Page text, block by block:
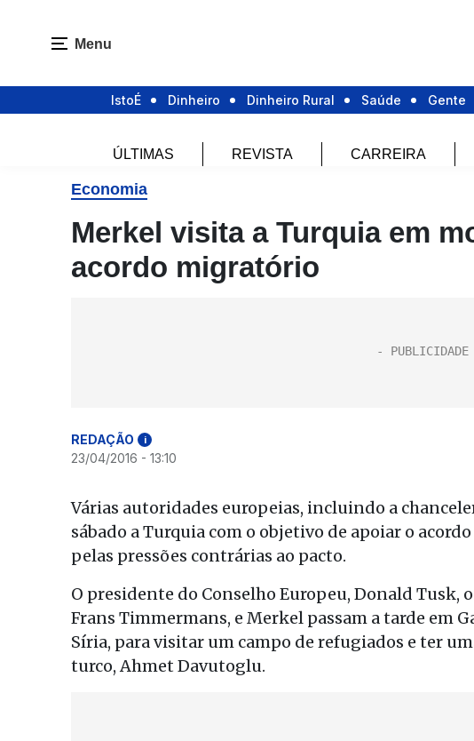
Menu
IstoÉ Dinheiro Dinheiro Rural Saúde Gente
ÚLTIMAS REVISTA CARREIRA
Economia
Merkel visita a Turquia em
acordo migratório
REDAÇÃO i
23/04/2016 - 13:10
Várias autoridades europeias, incluindo a
sábado a Turquia com o objetivo de apoiar o
pelas pressões contrárias ao pacto.
O presidente do Conselho Europeu, Donald Tusk,
Frans Timmermans, e Merkel passam a tarde em
Síria, para visitar um campo de refugiados e ter
turco, Ahmet Davutoglu.